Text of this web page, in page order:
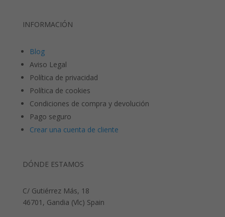
INFORMACIÓN
Blog
Aviso Legal
Política de privacidad
Política de cookies
Condiciones de compra y devolución
Pago seguro
Crear una cuenta de cliente
DÓNDE ESTAMOS
C/ Gutiérrez Más, 18
46701, Gandia (Vlc) Spain